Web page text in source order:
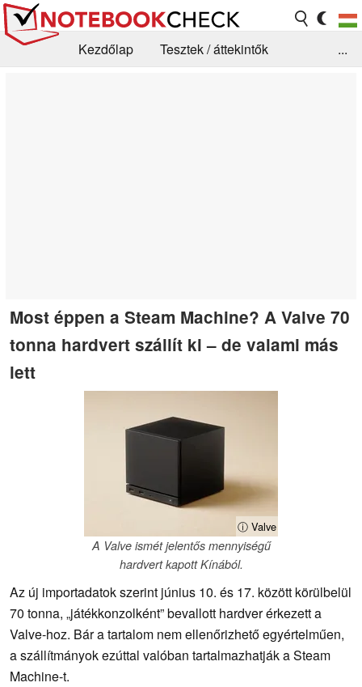
Kezdőlap
Tesztek / áttekintők
...
Most éppen a Steam Machine? A Valve 70
tonna hardvert szállít ki – de valami más
lett
ⓘ Valve
A Valve ismét jelentős mennyiségű
hardvert kapott Kínából.
Az új importadatok szerint június 10. és 17. között körülbelül
70 tonna, „játékkonzolként” bevallott hardver érkezett a
Valve-hoz. Bár a tartalom nem ellenőrizhető egyértelműen,
a szállítmányok ezúttal valóban tartalmazhatják a Steam
Machine-t.